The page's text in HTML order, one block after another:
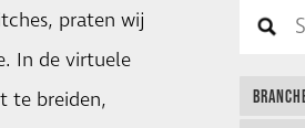
praten wij
In de virtuele
te breiden,